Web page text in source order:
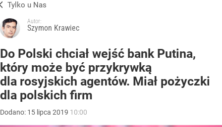
Tylko u Nas
Autor:
Szymon Krawiec
Do Polski chciał wejść bank Putina,
który może być przykrywką
dla rosyjskich agentów. Miał pożyczki
dla polskich firm
Dodano: 15 lipca 2019 10:00